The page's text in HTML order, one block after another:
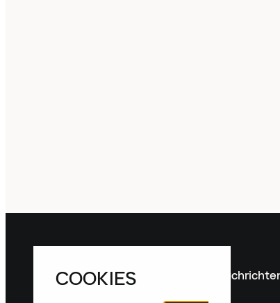
Melde dich für die neuesten
Veröffentlichungen an
COOKIES